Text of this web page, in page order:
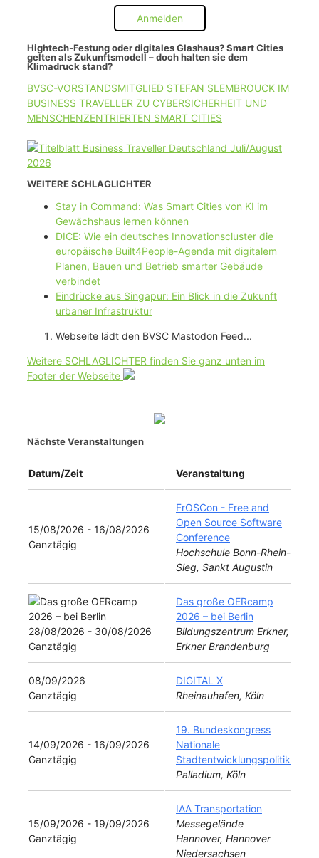
Anmelden
Hightech-Festung oder digitales Glashaus? Smart Cities
gelten als Zukunftsmodell – doch halten sie dem
Klimadruck stand?
BVSC-VORSTANDSMITGLIED STEFAN SLEMBROUCK IM
BUSINESS TRAVELLER ZU CYBERSICHERHEIT UND
MENSCHENZENTRIERTEN SMART CITIES
WEITERE SCHLAGLICHTER
Stay in Command: Was Smart Cities von KI im
Gewächshaus lernen können
DICE: Wie ein deutsches Innovationscluster die
europäische Built4People-Agenda mit digitalem
Planen, Bauen und Betrieb smarter Gebäude
verbindet
Eindrücke aus Singapur: Ein Blick in die Zukunft
urbaner Infrastruktur
Webseite lädt den BVSC Mastodon Feed...
Weitere SCHLAGLICHTER finden Sie ganz unten im
Footer der Webseite
Nächste Veranstaltungen
Datum/Zeit Veranstaltung
15/08/2026 - 16/08/2026
Ganztägig
FrOSCon - Free and
Open Source Software
Conference
Hochschule Bonn-Rhein-
Sieg, Sankt Augustin
28/08/2026 - 30/08/2026
Ganztägig
Das große OERcamp
2026 – bei Berlin
Bildungszentrum Erkner,
Erkner Brandenburg
08/09/2026
Ganztägig
DIGITAL X
Rheinauhafen, Köln
14/09/2026 - 16/09/2026
Ganztägig
19. Bundeskongress
Nationale
Stadtentwicklungspolitik
Palladium, Köln
15/09/2026 - 19/09/2026
Ganztägig
IAA Transportation
Messegelände
Hannover, Hannover
Niedersachsen